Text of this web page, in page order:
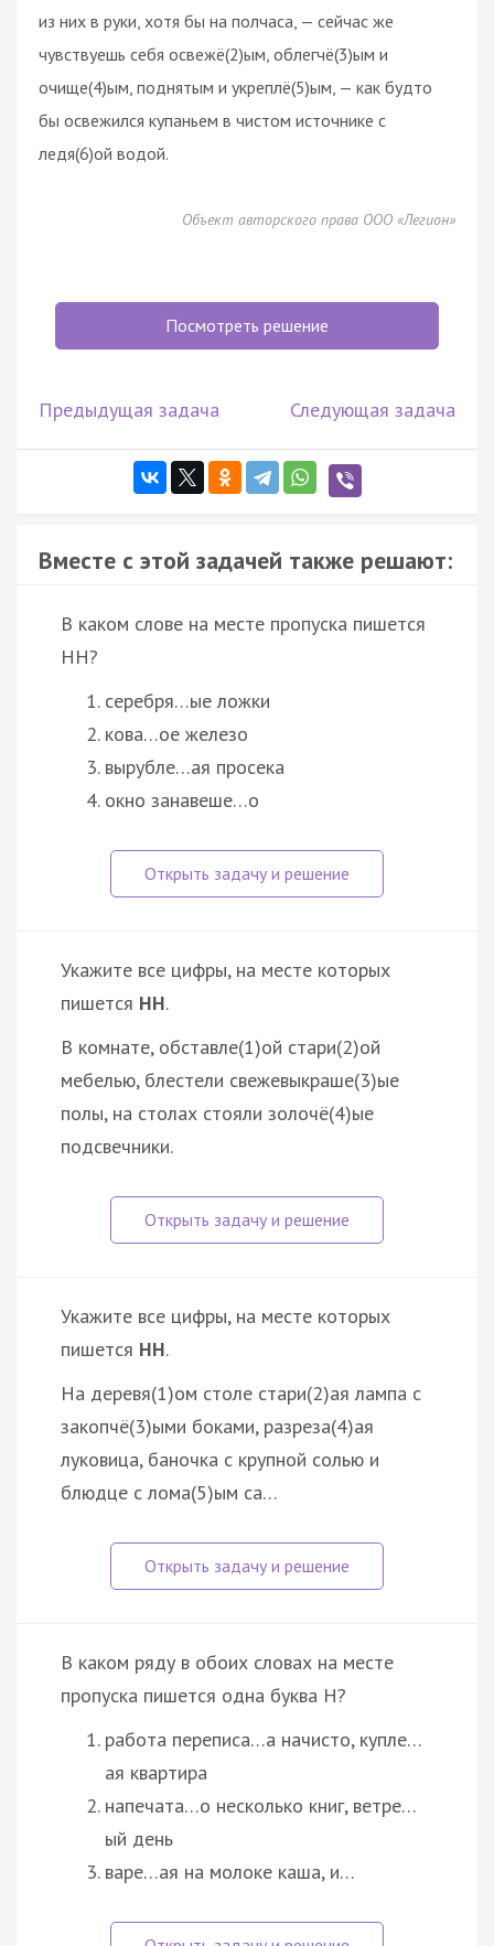
из них в руки, хотя бы на полчаса, — сейчас же
чувствуешь себя освежё(2)ым, облегчё(3)ым и
очище(4)ым, поднятым и укреплё(5)ым, — как будто
бы освежился купаньем в чистом источнике с
ледя(6)ой водой.
Объект авторского права ООО «Легион»
Посмотреть решение
Предыдущая задача Следующая задача
Вместе с этой задачей также решают:
B каком слове на месте пропуска пишется
НН?
серебря…ые ложки
кова…ое железо
вырубле…ая просека
окно занавеше…о
Укажите все цифры, на месте которых
пишется НН.
В комнате, обставле(1)ой стари(2)ой
мебелью, блестели свежевыкраше(3)ые
полы, на столах стояли золочё(4)ые
подсвечники.
Укажите все цифры, на месте которых
пишется НН.
На деревя(1)ом столе стари(2)ая лампа с
закопчё(3)ыми боками, разреза(4)ая
луковица, баночка с крупной солью и
блюдце с лома(5)ым са…
В каком ряду в обоих словах на месте
пропуска пишется одна буква Н?
работа переписа…а начисто, купле…
ая квартира
напечата…о несколько книг, ветре…
ый день
варе…ая на молоке каша, и…